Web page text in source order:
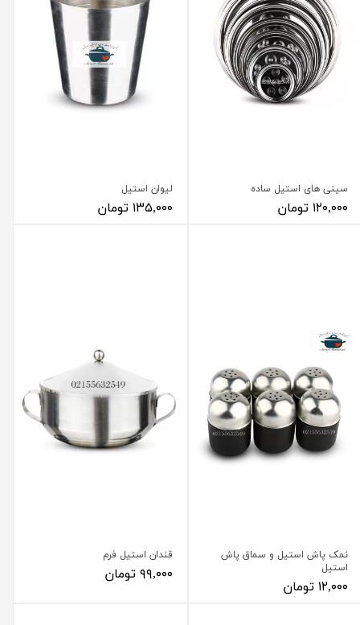
سینی های استیل ساده
۱۲۰,۰۰۰ تومان
لیوان استیل
۱۳۵,۰۰۰ تومان
نمک پاش استیل و سماق پاش
استیل
۱۲,۰۰۰ تومان
قندان استیل فرم
۹۹,۰۰۰ تومان